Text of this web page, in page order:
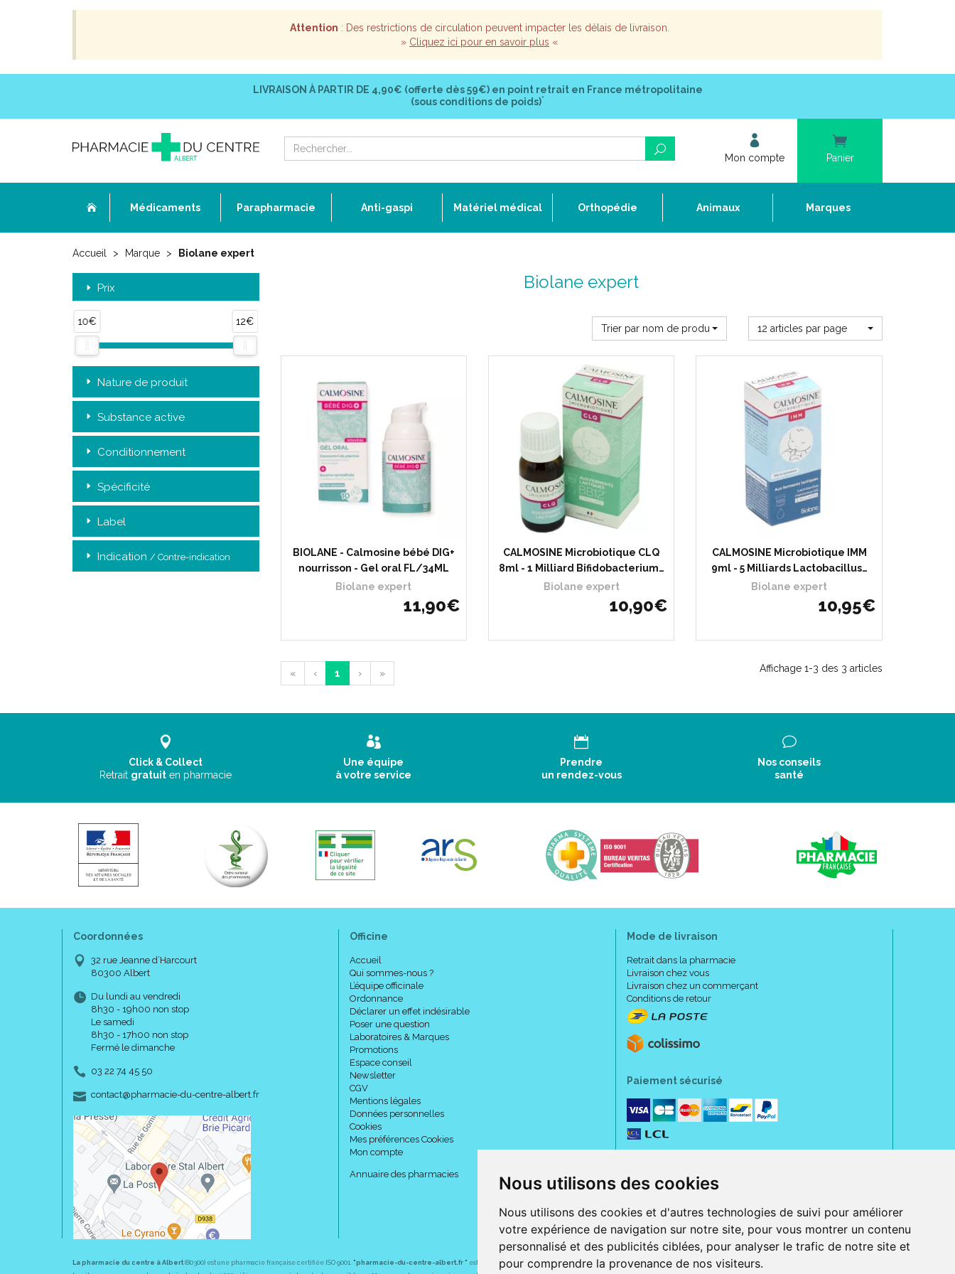
Nous utilisons des cookies
Nous utilisons des cookies et d'autres technologies de suivi pour améliorer
votre expérience de navigation sur notre site, pour vous montrer un contenu
personnalisé et des publicités ciblées, pour analyser le trafic de notre site et
pour comprendre la provenance de nos visiteurs.
Attention : Des restrictions de circulation peuvent impacter les délais de livraison.
» Cliquez ici pour en savoir plus «
LIVRAISON À PARTIR DE 4,90€ (offerte dès 59€) en point retrait en France métropolitaine
(sous conditions de poids)*
Mon compte Panier
Médicaments Parapharmacie Anti-gaspi Matériel médical Orthopédie Animaux Marques
Accueil Marque Biolane expert
Prix
10€ 12€
Nature de produit
Substance active
Conditionnement
Spécificité
Label
Indication / Contre-indication
Biolane expert
Trier par nom de produit 12 articles par page
BIOLANE - Calmosine bébé DIG+
nourrisson - Gel oral FL/34ML
Biolane expert
11,90€
CALMOSINE Microbiotique CLQ
8ml - 1 Milliard Bifidobacterium…
Biolane expert
10,90€
CALMOSINE Microbiotique IMM
9ml - 5 Milliards Lactobacillus…
Biolane expert
10,95€
« ‹ 1 › » Affichage 1-3 des 3 articles
Click & Collect
Retrait gratuit en pharmacie
Une équipe
à votre service
Prendre
un rendez-vous
Nos conseils
santé
Coordonnées
32 rue Jeanne d’Harcourt
80300 Albert
Du lundi au vendredi
8h30 - 19h00 non stop
Le samedi
8h30 - 17h00 non stop
Fermé le dimanche
03 22 74 45 50
contact-
@-
pharmacie-du-centre-albert.fr
Officine
Accueil
Qui sommes-nous ?
L’équipe officinale
Ordonnance
Déclarer un effet indésirable
Poser une question
Laboratoires & Marques
Promotions
Espace conseil
Newsletter
CGV
Mentions légales
Données personnelles
Cookies
Mes préférences Cookies
Mon compte
Annuaire des pharmacies
Mode de livraison
Retrait dans la pharmacie
Livraison chez vous
Livraison chez un commerçant
Conditions de retour
Paiement sécurisé
La pharmacie du centre à Albert(80300) est une pharmacie française certifiée ISO 9001. "pharmacie-du-centre-albert.fr " est le site internet de l a pharmacie du centre, 32 rue Jeanne d' Harcourt, 80300 Albert.